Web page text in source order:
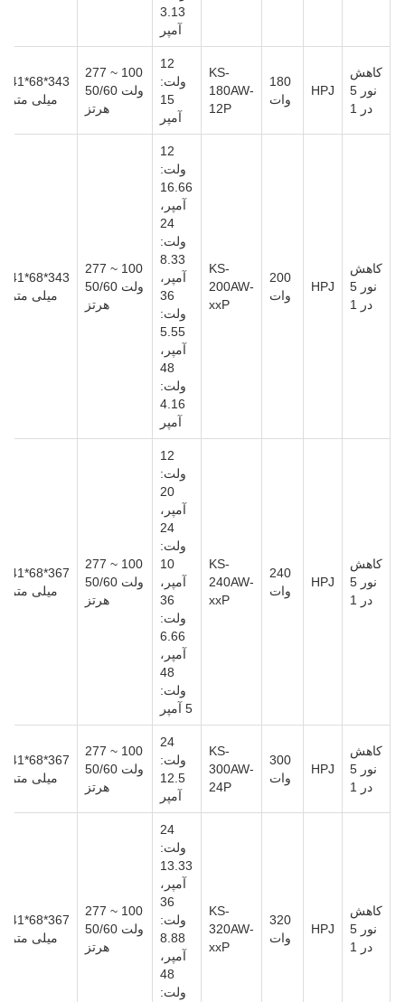
3.13
آمپر
کاهش
نور 5
در 1
HPJ
180
وات
KS-
180AW-
12P
12
ولت:
15
آمپر
100 ~ 277
ولت 50/60
هرتز
343*68*41
میلی متر
کاهش
نور 5
در 1
HPJ
200
وات
KS-
200AW-
xxP
12
ولت:
16.66
آمپر،
24
ولت:
8.33
آمپر،
36
ولت:
5.55
آمپر،
48
ولت:
4.16
آمپر
100 ~ 277
ولت 50/60
هرتز
343*68*41
میلی متر
کاهش
نور 5
در 1
HPJ
240
وات
KS-
240AW-
xxP
12
ولت:
20
آمپر،
24
ولت:
10
آمپر،
36
ولت:
6.66
آمپر،
48
ولت:
5 آمپر
100 ~ 277
ولت 50/60
هرتز
367*68*41
میلی متر
کاهش
نور 5
در 1
HPJ
300
وات
KS-
300AW-
24P
24
ولت:
12.5
آمپر
100 ~ 277
ولت 50/60
هرتز
367*68*41
میلی متر
کاهش
نور 5
در 1
HPJ
320
وات
KS-
320AW-
xxP
24
ولت:
13.33
آمپر،
36
ولت:
8.88
آمپر،
48
ولت:
100 ~ 277
ولت 50/60
هرتز
367*68*41
میلی متر